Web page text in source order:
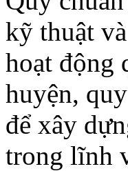
kỹ thuật
hoạt động
huyện,
để xây
trong lĩnh